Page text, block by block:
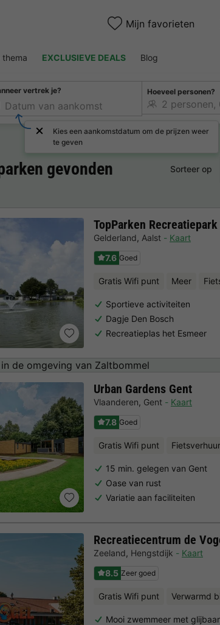
Mijn favorieten
thema EXCLUSIEVE DEALS Blog
vertrek je?
Kies een aankomstdatum om de prijzen weer
te geven
Hoeveel personen?
gevonden Sorteer op
TopParken
Gelderland, Aalst
Kaart
7.6 Goed
Gratis Wifi punt Meer
Sportieve activiteiten
Dagje Den Bosch
Recreatieplas het Esmeer
de omgeving van Zaltbommel
Urban Gardens Gent
Vlaanderen, Gent
Kaart
7.8 Goed
Gratis Wifi punt Fietsverhuur
15 min. gelegen van Gent
Oase van rust
Variatie aan faciliteiten
Recreatiecentrum de
Zeeland, Hengstdijk
Kaart
8.5 Zeer goed
Gratis Wifi punt Verwarmd
Mooi zwemmeer met